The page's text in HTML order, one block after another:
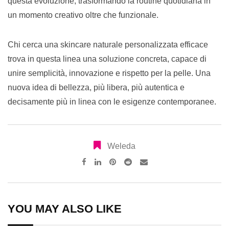
un momento creativo oltre che funzionale.
Chi cerca una skincare naturale personalizzata efficace
trova in questa linea una soluzione concreta, capace di
unire semplicità, innovazione e rispetto per la pelle. Una
nuova idea di bellezza, più libera, più autentica e
decisamente più in linea con le esigenze contemporanee.
Weleda
Pinterest
RedditShare
YOU MAY ALSO LIKE